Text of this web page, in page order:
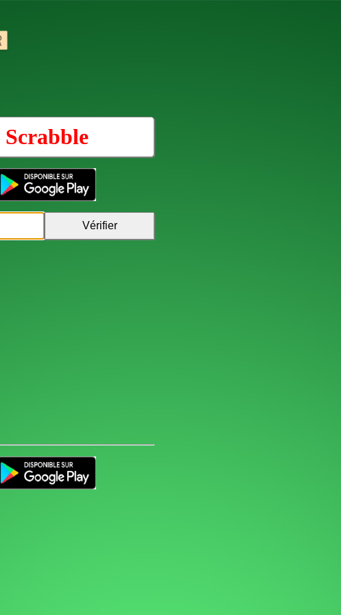
Scrabble